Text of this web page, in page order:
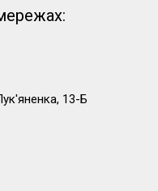
13-Б